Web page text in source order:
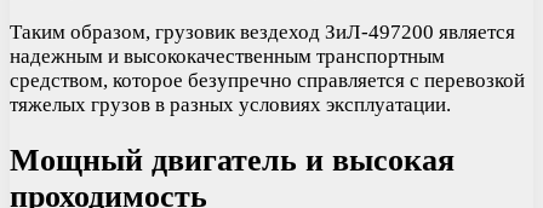
Таким образом, грузовик вездеход ЗиЛ-497200 является
надежным и высококачественным транспортным
средством, которое безупречно справляется с перевозкой
тяжелых грузов в разных условиях эксплуатации.
Мощный двигатель и высокая
проходимость